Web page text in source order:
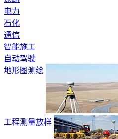
电力
石化
通信
智能施工
自动驾驶
地形图测绘
工程测量放样